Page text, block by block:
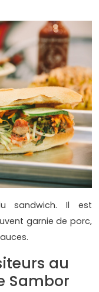
sandwich. Il est
garnie de porc,
au
Sambor